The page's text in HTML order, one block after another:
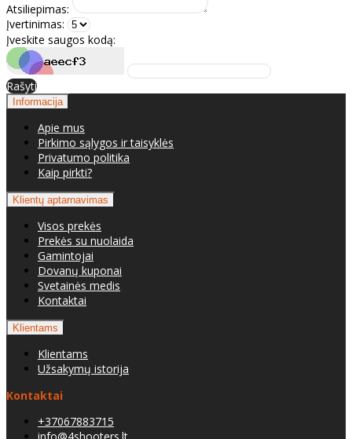
Atsiliepimas:
Įvertinimas:
Įveskite saugos kodą:
Rašyti
Informacija
Apie mus
Pirkimo sąlygos ir taisyklės
Privatumo politika
Kaip pirkti?
Klientų aptarnavimas
Visos prekės
Prekės su nuolaida
Gamintojai
Dovanų kuponai
Svetainės medis
Kontaktai
Klientams
Klientams
Užsakymų istorija
Kontaktai
+37067883715